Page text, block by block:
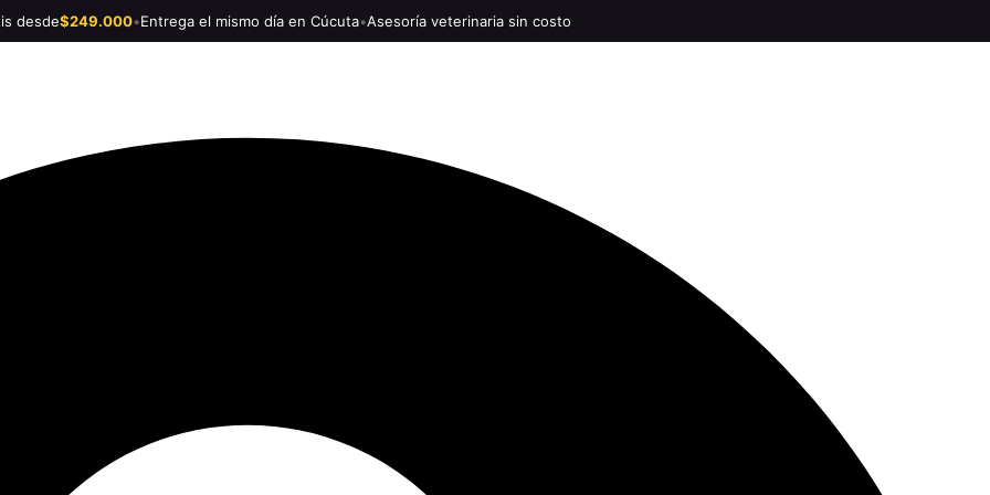
desde$249.000•Entrega el mismo día en Cúcuta•Asesoría veterinaria sin costo